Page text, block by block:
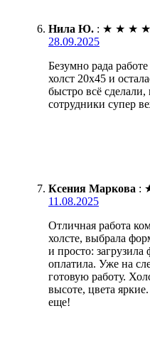
Нила Ю. : ★ ★ ★ ★
28.09.2025
Безумно рада
холст 20х45 и
быстро всё сделали,
сотрудники супер
Ксения Маркова :
11.08.2025
Отличная работа
холсте, выбрала
и просто: загрузила
оплатила. Уже на
готовую работу.
высоте, цвета
еще!